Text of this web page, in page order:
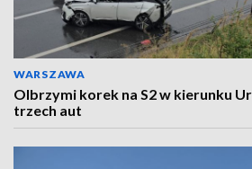
WARSZAWA
Olbrzymi korek na S2 w kierunku
trzech aut